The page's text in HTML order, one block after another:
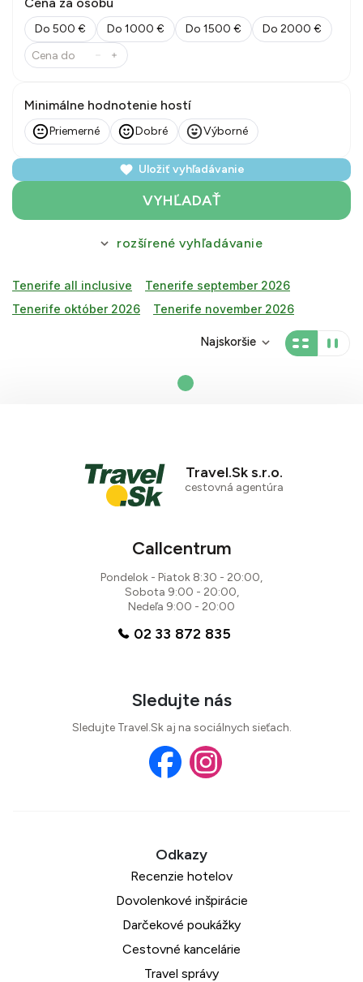
Do 500 € Do 1000 € Do 1500 € Do 2000 €
Minimálne hodnotenie hostí
Priemerné Dobré Výborné
Uložiť vyhľadávanie
VYHĽADAŤ
rozšírené vyhľadávanie
Tenerife all inclusive
Tenerife september 2026
Tenerife október 2026
Tenerife november 2026
Najskoršie
Travel.Sk s.r.o.
cestovná agentúra
Callcentrum
Pondelok - Piatok 8:30 - 20:00,
Sobota 9:00 - 20:00,
Nedeľa 9:00 - 20:00
02 33 872 835
Sledujte nás
Sledujte Travel.Sk aj na sociálnych sieťach.
Recenzie hotelov
Dovolenkové inšpirácie
Darčekové poukážky
Cestovné kancelárie
Travel správy